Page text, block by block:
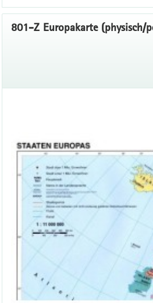
801-Z Europakarte (physisch/